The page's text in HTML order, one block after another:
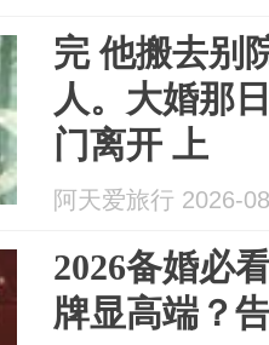
完 他搬去别
人。大婚那
门离开 上
阿天爱旅行 2026-
2026备婚必
牌显高端？